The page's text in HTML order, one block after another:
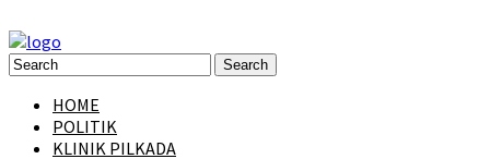
HOME
POLITIK
KLINIK PILKADA